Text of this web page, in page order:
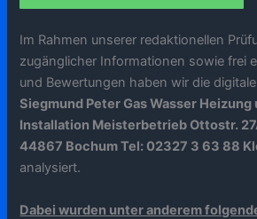
Im Rahmen unserer redaktionellen
zugänglicher Informationen sowie frei
und Bewertungen haben wir die
Siegmund Peter Gas Wasser
Installation Meisterbetrieb Ottostr.
44867 Bochum Tel: 02327 3 63 88
analysiert.
Dabei wurden unter anderem